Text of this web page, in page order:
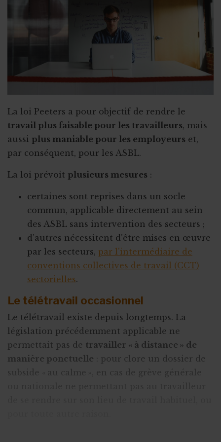
La loi Peeters a pour objectif de rendre le
travail plus faisable pour les travailleurs, mais
aussi plus maniable pour les employeurs et,
par conséquent, pour les ASBL.
La loi prévoit plusieurs mesures :
certaines sont reprises dans un socle
commun, applicable directement au sein
des ASBL sans intervention des secteurs ;
d’autres nécessitent d’être mises en œuvre
par les secteurs, par l'intermédiaire de
conventions collectives de travail (CCT)
sectorielles.
Le télétravail occasionnel
Le télétravail existe depuis longtemps. La
législation précédemment applicable ne
permettait pas de travailler « à distance » de
manière ponctuelle : pour clore un dossier de